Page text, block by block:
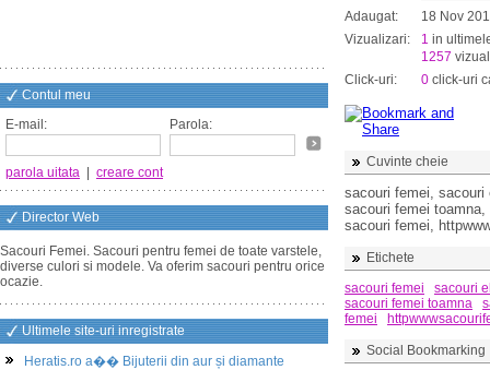
Contul meu
E-mail:
Parola:
parola uitata creare cont
Director Web
Sacouri Femei. Sacouri pentru femei de toate varstele,
diverse culori si modele. Va oferim sacouri pentru orice
ocazie.
Ultimele site-uri inregistrate
Heratis.ro a�� Bijuterii din aur și diamante
Adaugat:
18 Nov
Vizualizari:
1 in
1257
Click-uri:
0 click-uri
Cuvinte cheie
sacouri femei, sacouri
sacouri femei
sacouri femei,
Etichete
sacouri femei
sacouri
sacouri femei toamna
femei
Social Bookmarking